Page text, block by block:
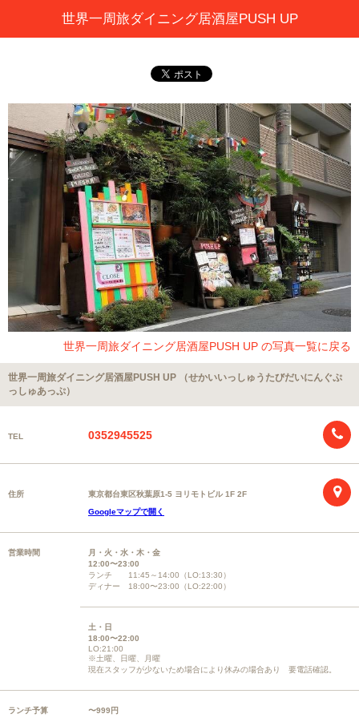
世界一周旅ダイニング居酒屋PUSH UP
世界一周旅ダイニング居酒屋PUSH UP の写真一覧に戻る
世界一周旅ダイニング居酒屋PUSH UP （せかいいっしゅうたびだいにんぐぷ
っしゅあっぷ）
TEL 0352945525
住所
東京都台東区秋葉原1-5 ヨリモトビル 1F 2F
Googleマップで開く
営業時間
月・火・水・木・金
12:00〜23:00
ランチ 11:45～14:00（LO:13:30）
ディナー 18:00〜23:00（LO:22:00）
土・日
18:00〜22:00
LO:21:00
※土曜、日曜、月曜
現在スタッフが少ないため場合により休みの場合あり 要電話確認。
ランチ予算 〜999円